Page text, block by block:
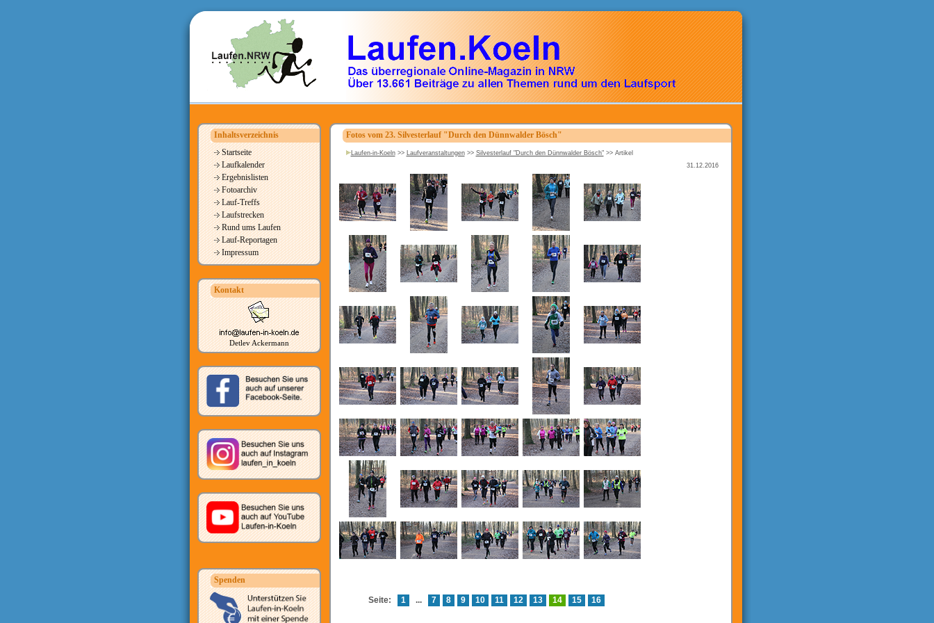
Inhaltsverzeichnis
Startseite
Laufkalender
Ergebnislisten
Fotoarchiv
Lauf-Treffs
Laufstrecken
Rund ums Laufen
Lauf-Reportagen
Impressum
Kontakt
Detlev Ackermann
Spenden
Fotos vom 23. Silvesterlauf "Durch den Dünnwalder Bösch"
Laufen-in-Koeln>> Laufveranstaltungen>> Silvesterlauf "Durch den Dünnwalder Bösch">> Artikel
31.12.2016
Seite: 1 ... 7 8 9 10 11 12 13 14 15 16